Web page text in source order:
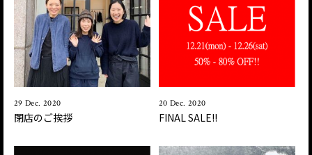
29 Dec. 2020
閉店のご挨拶
20 Dec. 2020
FINAL SALE!!